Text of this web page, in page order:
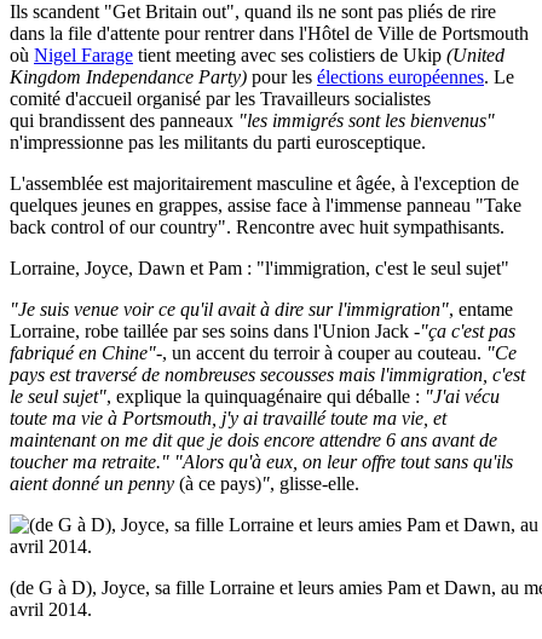
Ils scandent "Get Britain out", quand ils ne sont pas pliés de rire
dans la file d'attente pour rentrer dans l'Hôtel de Ville de Portsmouth
où Nigel Farage tient meeting avec ses colistiers de Ukip (United
Kingdom Independance Party) pour les élections européennes. Le
comité d'accueil organisé par les Travailleurs socialistes
qui brandissent des panneaux "les immigrés sont les bienvenus"
n'impressionne pas les militants du parti eurosceptique.
L'assemblée est majoritairement masculine et âgée, à l'exception de
quelques jeunes en grappes, assise face à l'immense panneau "Take
back control of our country". Rencontre avec huit sympathisants.
Lorraine, Joyce, Dawn et Pam : "l'immigration, c'est le seul sujet"
"Je suis venue voir ce qu'il avait à dire sur l'immigration", entame
Lorraine, robe taillée par ses soins dans l'Union Jack -"ça c'est pas
fabriqué en Chine"-, un accent du terroir à couper au couteau. "Ce
pays est traversé de nombreuses secousses mais l'immigration, c'est
le seul sujet", explique la quinquagénaire qui déballe : "J'ai vécu
toute ma vie à Portsmouth, j'y ai travaillé toute ma vie, et
maintenant on me dit que je dois encore attendre 6 ans avant de
toucher ma retraite." "Alors qu'à eux, on leur offre tout sans qu'ils
aient donné un penny (à ce pays)", glisse-elle.
(de G à D), Joyce, sa fille Lorraine et leurs amies Pam et Dawn, au
avril 2014.